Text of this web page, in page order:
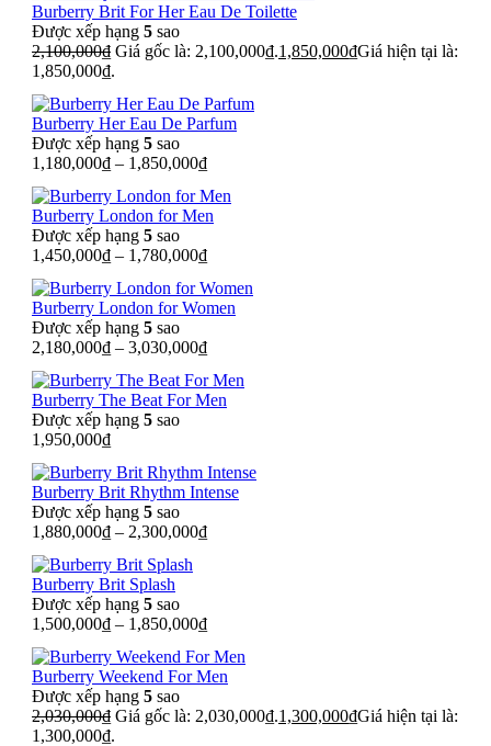
Burberry Brit For Her Eau De Toilette
Được xếp hạng 5 sao
2,100,000₫ Giá gốc là: 2,100,000₫.1,850,000₫Giá hiện tại là:
1,850,000₫.
Burberry Her Eau De Parfum
Được xếp hạng 5 sao
1,180,000₫ – 1,850,000₫
Burberry London for Men
Được xếp hạng 5 sao
1,450,000₫ – 1,780,000₫
Burberry London for Women
Được xếp hạng 5 sao
2,180,000₫ – 3,030,000₫
Burberry The Beat For Men
Được xếp hạng 5 sao
1,950,000₫
Burberry Brit Rhythm Intense
Được xếp hạng 5 sao
1,880,000₫ – 2,300,000₫
Burberry Brit Splash
Được xếp hạng 5 sao
1,500,000₫ – 1,850,000₫
Burberry Weekend For Men
Được xếp hạng 5 sao
2,030,000₫ Giá gốc là: 2,030,000₫.1,300,000₫Giá hiện tại là:
1,300,000₫.